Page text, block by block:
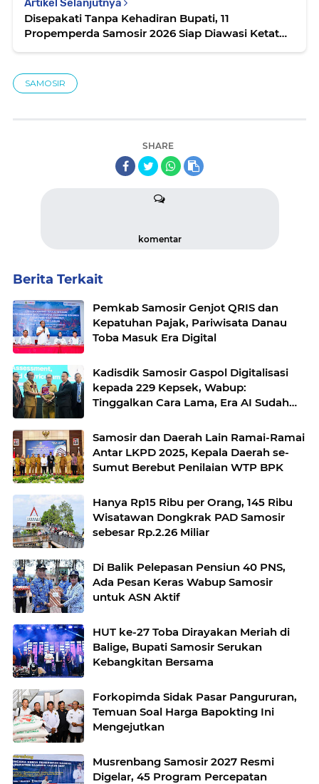
Artikel Selanjutnya
Disepakati Tanpa Kehadiran Bupati, 11
Propemperda Samosir 2026 Siap Diawasi Ketat
SAMOSIR
SHARE
komentar
Berita Terkait
Pemkab Samosir Genjot QRIS dan
Kepatuhan Pajak, Pariwisata Danau
Toba Masuk Era Digital
Kadisdik Samosir Gaspol Digitalisasi
kepada 229 Kepsek, Wabup:
Tinggalkan Cara Lama, Era AI Sudah
Samosir dan Daerah Lain Ramai-Ramai
Antar LKPD 2025, Kepala Daerah se-
Sumut Berebut Penilaian WTP BPK
Hanya Rp15 Ribu per Orang, 145 Ribu
Wisatawan Dongkrak PAD Samosir
sebesar Rp.2.26 Miliar
Di Balik Pelepasan Pensiun 40 PNS,
Ada Pesan Keras Wabup Samosir
untuk ASN Aktif
HUT ke-27 Toba Dirayakan Meriah di
Balige, Bupati Samosir Serukan
Kebangkitan Bersama
Forkopimda Sidak Pasar Pangururan,
Temuan Soal Harga Bapokting Ini
Mengejutkan
Musrenbang Samosir 2027 Resmi
Digelar, 45 Program Percepatan